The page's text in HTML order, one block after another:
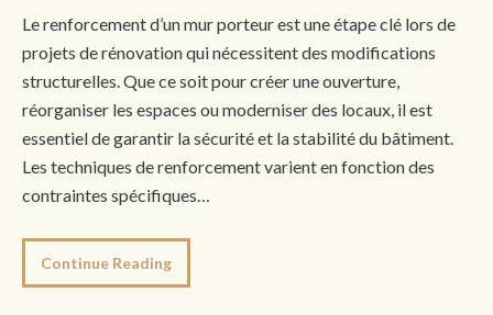
Le renforcement d’un mur porteur est une étape clé lors de
projets de rénovation qui nécessitent des modifications
structurelles. Que ce soit pour créer une ouverture,
réorganiser les espaces ou moderniser des locaux, il est
essentiel de garantir la sécurité et la stabilité du bâtiment.
Les techniques de renforcement varient en fonction des
contraintes spécifiques…
Continue Reading